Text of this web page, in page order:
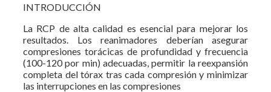
INTRODUCCIÓN
La RCP de alta calidad es esencial para mejorar los
resultados. Los reanimadores deberían asegurar
compresiones torácicas de profundidad y frecuencia
(100-120 por min) adecuadas, permitir la reexpansión
completa del tórax tras cada compresión y minimizar
las interrupciones en las compresiones